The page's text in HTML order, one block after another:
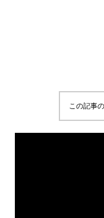
この記事